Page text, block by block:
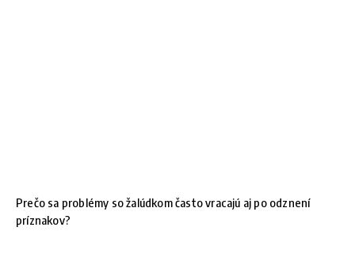
Prečo sa problémy so žalúdkom často vracajú aj po odznení
príznakov?